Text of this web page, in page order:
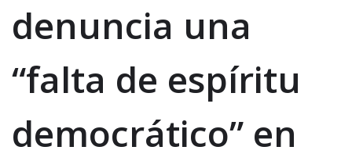
denuncia una
“falta de espíritu
democrático” en